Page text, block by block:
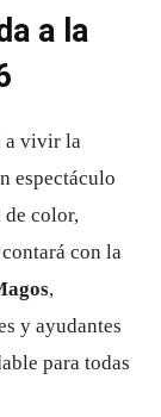
a la
a vivir la
espectáculo
de color,
con la
,
y ayudantes
para todas